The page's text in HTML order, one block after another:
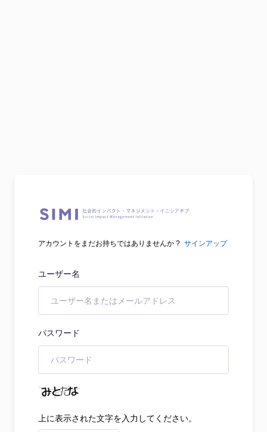
アカウントをまだお持ちではありませんか ? サインアップ
ユーザー名
パスワード
上に表示された文字を入力してください。